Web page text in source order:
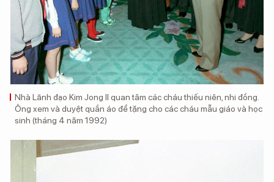
Nhà Lãnh đạo Kim Jong Il quan tâm các cháu thiếu niên, nhi đồng.
Ông xem và duyệt quần áo để tặng cho các cháu mẫu giáo và học
sinh (tháng 4 năm 1992)